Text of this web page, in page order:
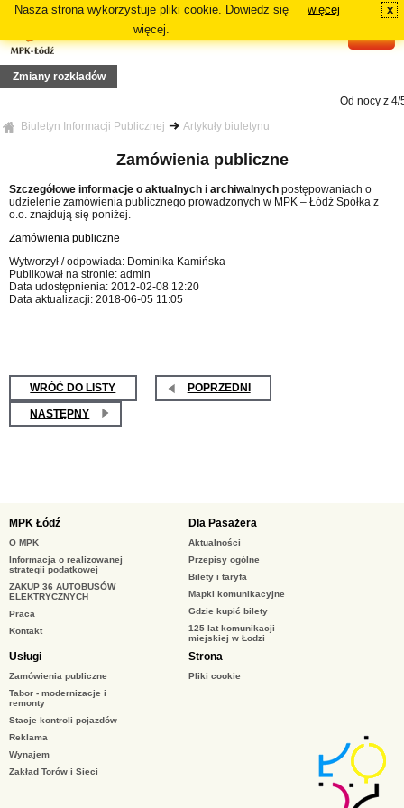
Nasza strona wykorzystuje pliki cookie. Dowiedz się
więcej.
więcej x
Biuletyn Informacji Publicznej Artykuły biuletynu
Zmiany rozkładów
Od nocy z
19 lipca 2026r. (niedziela), zmiana tras linii 73, 81A, 81B, N5A, N5B
12 lipca 2026r. (niedziela), zmiana tras linii 87A, 87B
16
29 czerwca 2026r. (poniedziałek), zmiana tras linii: 2, 3, 6, 7, 11
Zamówienia publiczne
Szczegółowe informacje o aktualnych i archiwalnych postępowaniach o
udzielenie zamówienia publicznego prowadzonych w MPK – Łódź Spółka z
o.o. znajdują się poniżej.
Zamówienia publiczne
Wytworzył / odpowiada: Dominika Kamińska
Publikował na stronie: admin
Data udostępnienia: 2012-02-08 12:20
Data aktualizacji: 2018-06-05 11:05
WRÓĆ DO LISTY POPRZEDNI
NASTĘPNY
MPK Łódź
O MPK
Informacja o realizowanej
strategii podatkowej
ZAKUP 36 AUTOBUSÓW
ELEKTRYCZNYCH
Praca
Kontakt
Dla Pasażera
Aktualności
Przepisy ogólne
Bilety i taryfa
Mapki komunikacyjne
Gdzie kupić bilety
125 lat komunikacji
miejskiej w Łodzi
Usługi
Zamówienia publiczne
Tabor - modernizacje i
remonty
Stacje kontroli pojazdów
Reklama
Wynajem
Zakład Torów i Sieci
Strona
Pliki cookie